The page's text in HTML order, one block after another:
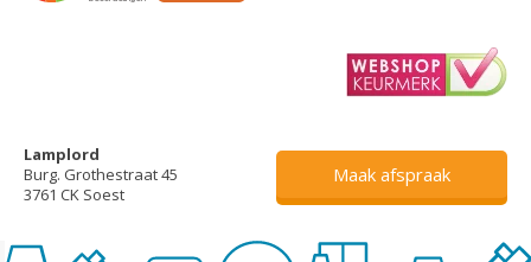
Lamplord
Burg. Grothestraat 45
3761 CK Soest
Maak afspraak